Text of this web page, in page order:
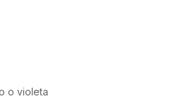
o violeta